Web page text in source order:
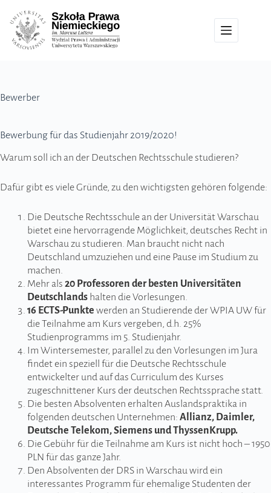
Bewerber
Bewerbung für das Studienjahr 2019/2020!
Warum soll ich an der Deutschen Rechtsschule studieren?
Dafür gibt es viele Gründe, zu den wichtigsten gehören folgende:
Die Deutsche Rechtsschule an der Universität Warschau
bietet eine hervorragende Möglichkeit, deutsches Recht in
Warschau zu studieren. Man braucht nicht nach
Deutschland umzuziehen und eine Pause im Studium zu
machen.
Mehr als 20 Professoren der besten Universitäten
Deutschlands halten die Vorlesungen.
16 ECTS-Punkte werden an Studierende der WPIA UW für
die Teilnahme am Kurs vergeben, d.h. 25%
Studienprogramms im 5. Studienjahr.
Im Wintersemester, parallel zu den Vorlesungen im Jura
findet ein speziell für die Deutsche Rechtsschule
entwickelter und auf das Curriculum des Kurses
zugeschnittener Kurs der deutschen Rechtssprache statt.
Die besten Absolventen erhalten Auslandspraktika in
folgenden deutschen Unternehmen: Allianz, Daimler,
Deutsche Telekom, Siemens und ThyssenKrupp.
Die Gebühr für die Teilnahme am Kurs ist nicht hoch – 1950
PLN für das ganze Jahr.
Den Absolventen der DRS in Warschau wird ein
interessantes Programm für ehemalige Studenten der